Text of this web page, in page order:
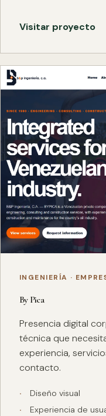
Visitar proyecto
INGENIERÍA ·
By Pica
Presencia digital
técnica que
experiencia,
contacto.
Diseño visual
Experiencia de